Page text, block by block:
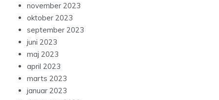
november 2023
oktober 2023
september 2023
juni 2023
maj 2023
april 2023
marts 2023
januar 2023